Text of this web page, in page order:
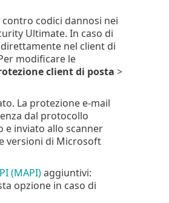
codici dannosi nei
Ultimate. In caso di
nel client di
modificare le
client di posta >
La protezione e-mail
dal protocollo
e inviato allo scanner
versioni di Microsoft
(MAPI)aggiuntivi:
opzione in caso di